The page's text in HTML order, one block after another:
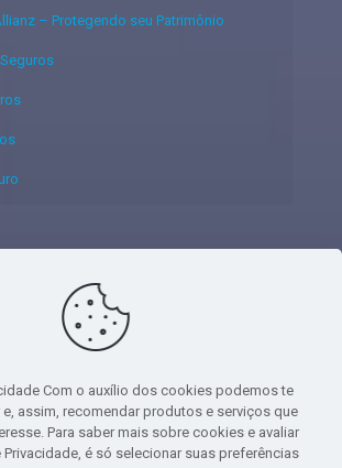
– Protegendo seu Patrimônio
& Maia Corretora de Seguros Ltda - CNPJ:
0001-75 - SUSEP: 100637106 AV DOS
06.020-012 - VILA YARA - OSASCO - UF SP -
TELEFONE - (11) 8251-9266
Com o auxílio dos cookies podemos te
assim, recomendar produtos e serviços que
Para saber mais sobre cookies e avaliar
é só selecionar suas preferências